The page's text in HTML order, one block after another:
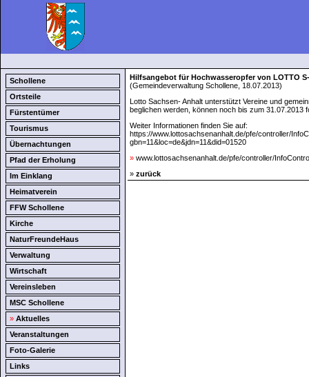
Schollene
Ortsteile
Fürstentümer
Tourismus
Übernachtungen
Pfad der Erholung
Im Einklang
Heimatverein
FFW Schollene
Kirche
NaturFreundeHaus
Verwaltung
Wirtschaft
Vereinsleben
MSC Schollene
» Aktuelles
Veranstaltungen
Foto-Galerie
Links
Hilfsangebot für Hochwasseropfer von LOTTO
(Gemeindeverwaltung Schollene, 18.07.2013)
Lotto Sachsen- Anhalt unterstützt Vereine und
beglichen werden, können noch bis zum 31.07.2013
Weiter Informationen finden Sie auf:
https://www.lottosachsenanhalt.de/pfe/controller/
gbn=11&loc=de&jdn=11&did=01520
» www.lottosachsenanhalt.de/pfe/controller/
» zurück